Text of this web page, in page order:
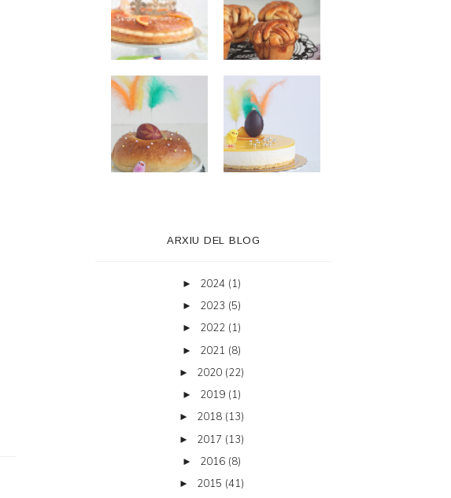
ARXIU DEL BLOG
► 2024 (1)
► 2023 (5)
► 2022 (1)
► 2021 (8)
► 2020 (22)
► 2019 (1)
► 2018 (13)
► 2017 (13)
► 2016 (8)
► 2015 (41)